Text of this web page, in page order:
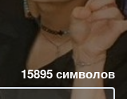
15895символов